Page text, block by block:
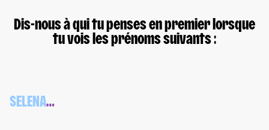
Dis-nous à qui tu penses en premier lorsque
tu vois les prénoms suivants :
SELENA…